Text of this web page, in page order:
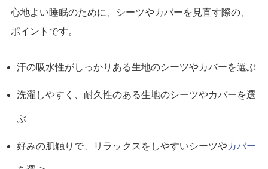
心地よい睡眠のために、シーツやカバーを見直す際の、
ポイントです。
汗の吸水性がしっかりある生地のシーツやカバーを選ぶ
洗濯しやすく、耐久性のある生地のシーツやカバーを選
ぶ
好みの肌触りで、リラックスをしやすいシーツやカバー